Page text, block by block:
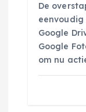
De
eenvoudig
Google
Google
om nu